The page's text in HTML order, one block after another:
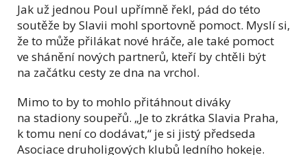
Jak už jednou Poul upřímně řekl, pád do této
soutěže by Slavii mohl sportovně pomoct. Myslí si,
že to může přilákat nové hráče, ale také pomoct
ve shánění nových partnerů, kteří by chtěli být
na začátku cesty ze dna na vrchol.
Mimo to by to mohlo přitáhnout diváky
na stadiony soupeřů. „Je to zkrátka Slavia Praha,
k tomu není co dodávat,“ je si jistý předseda
Asociace druholigových klubů ledního hokeje.